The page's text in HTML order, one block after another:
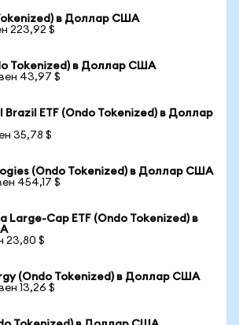
в Доллар США
223,92 $
Tokenized) в Доллар США
43,97 $
Brazil ETF (Ondo Tokenized) в Доллар
35,78 $
(Ondo Tokenized) в Доллар США
454,17 $
Large-Cap ETF (Ondo Tokenized) в
23,80 $
(Ondo Tokenized) в Доллар США
13,26 $